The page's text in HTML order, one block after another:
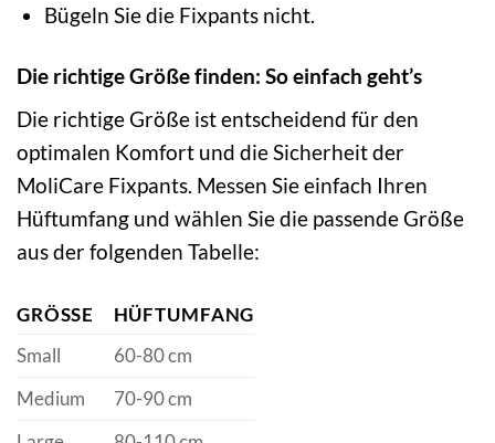
Bügeln Sie die Fixpants nicht.
Die richtige Größe finden: So einfach geht’s
Die richtige Größe ist entscheidend für den
optimalen Komfort und die Sicherheit der
MoliCare Fixpants. Messen Sie einfach Ihren
Hüftumfang und wählen Sie die passende Größe
aus der folgenden Tabelle:
GRÖSSE
HÜFTUMFANG
Small
60-80 cm
Medium
70-90 cm